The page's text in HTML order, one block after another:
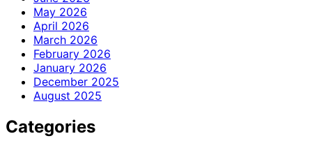
May 2026
April 2026
March 2026
February 2026
January 2026
December 2025
August 2025
Categories